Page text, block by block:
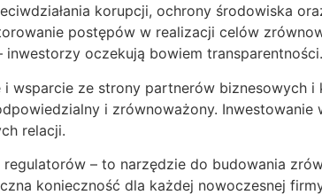
korupcji, ochrony środowiska
postępów w realizacji celów
oczekują bowiem transparentności.
i wsparcie ze strony partnerów biznesowych
i zrównoważony. Inwestowanie
relacji.
– to narzędzie do budowania
konieczność dla każdej nowoczesnej